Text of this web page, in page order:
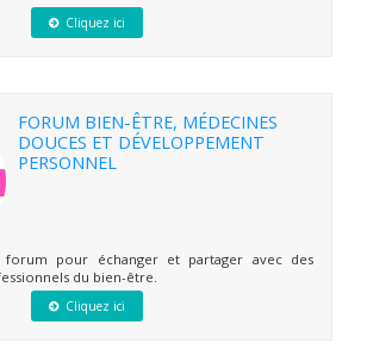
Cliquez ici
FORUM BIEN-ÊTRE, MÉDECINES
DOUCES ET DÉVELOPPEMENT
PERSONNEL
pour échanger et partager avec des
du bien-être.
Cliquez ici